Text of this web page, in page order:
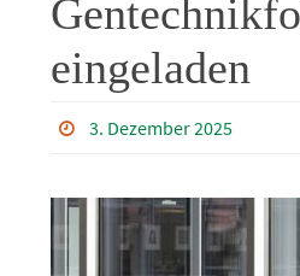
eingeladen
3. Dezember 2025